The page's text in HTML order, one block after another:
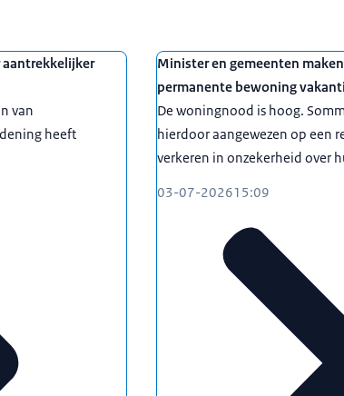
van
heeft
Minister en gemeenten
permanente bewoning
De woningnood is hoog.
hierdoor aangewezen op een
verkeren in onzekerheid over
03-07-202615:09